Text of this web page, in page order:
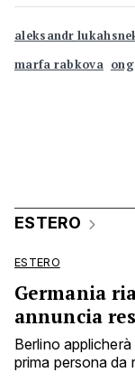
aleksandr
marfa rabkova ong
ESTERO
ESTERO
Germania
annuncia
Berlino
prima persona da